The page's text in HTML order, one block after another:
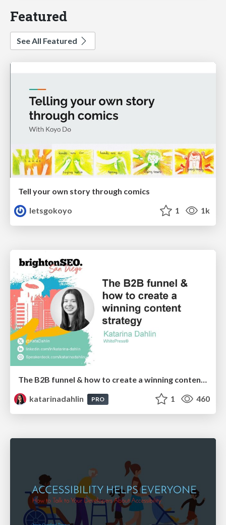
Featured
See All Featured
Tell your own story through comics
letsgokoyo
1 1k
The B2B funnel & how to create a winning content strategy
katarinadahlin
PRO 1 460